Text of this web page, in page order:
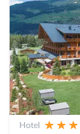
Hotel